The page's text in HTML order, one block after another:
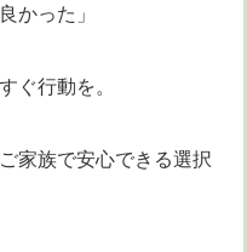
かった」
ぐ行動を。
家族で安心できる選択